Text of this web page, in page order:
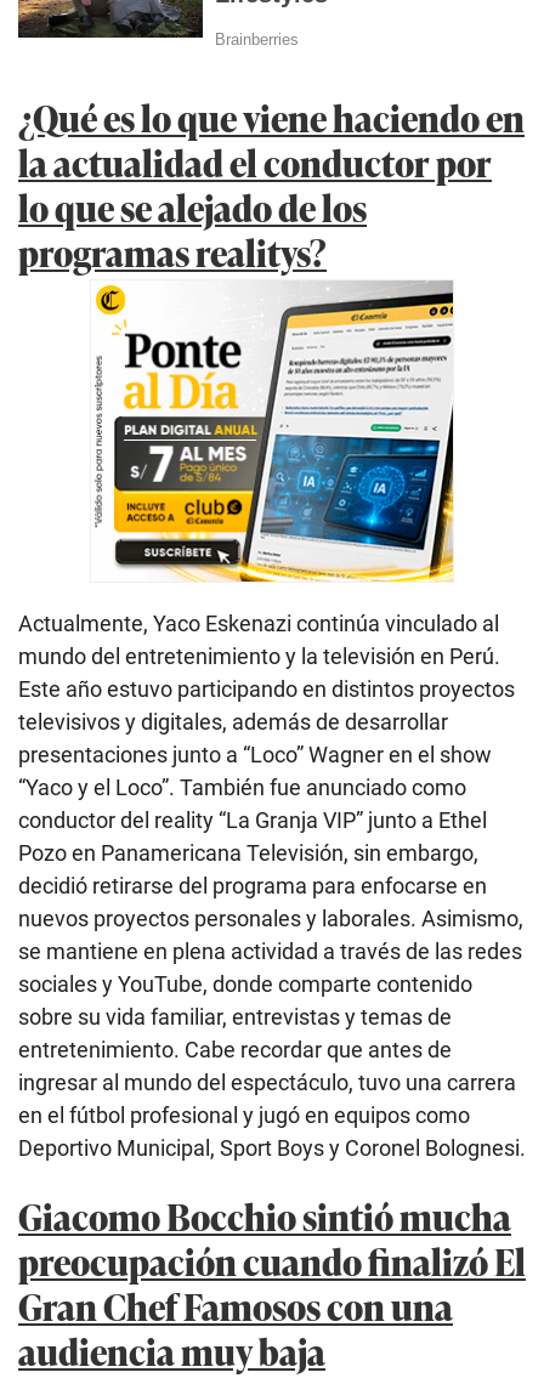
¿Qué es lo que viene haciendo en
la actualidad el conductor por
lo que se alejado de los
programas realitys?
Actualmente, Yaco Eskenazi continúa vinculado al
mundo del entretenimiento y la televisión en Perú.
Este año estuvo participando en distintos proyectos
televisivos y digitales, además de desarrollar
presentaciones junto a “Loco” Wagner en el show
“Yaco y el Loco”. También fue anunciado como
conductor del reality “La Granja VIP” junto a Ethel
Pozo en Panamericana Televisión, sin embargo,
decidió retirarse del programa para enfocarse en
nuevos proyectos personales y laborales. Asimismo,
se mantiene en plena actividad a través de las redes
sociales y YouTube, donde comparte contenido
sobre su vida familiar, entrevistas y temas de
entretenimiento. Cabe recordar que antes de
ingresar al mundo del espectáculo, tuvo una carrera
en el fútbol profesional y jugó en equipos como
Deportivo Municipal, Sport Boys y Coronel Bolognesi.
Giacomo Bocchio sintió mucha
preocupación cuando finalizó El
Gran Chef Famosos con una
audiencia muy baja